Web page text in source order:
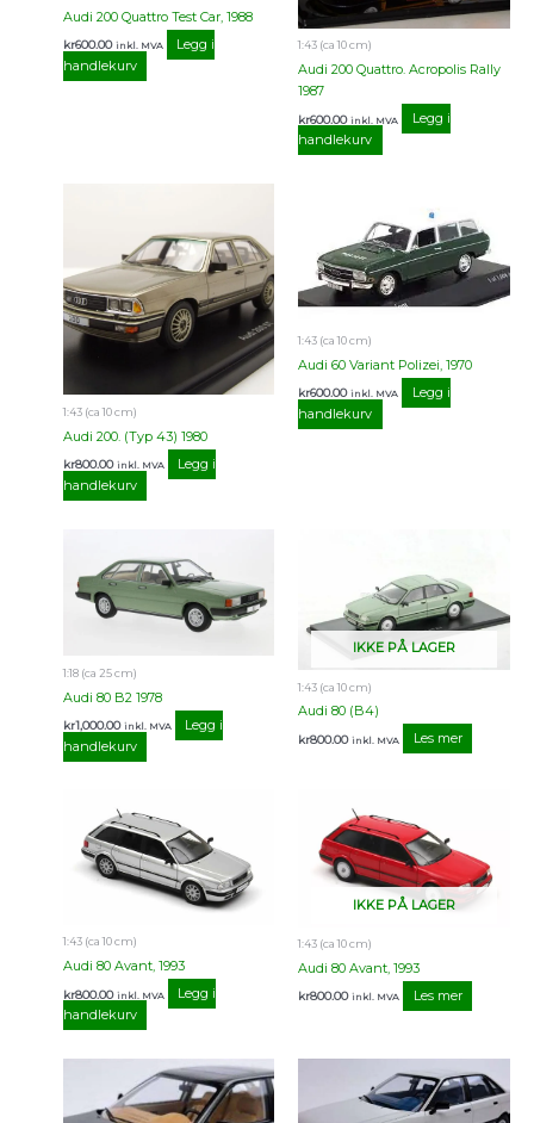
Audi 200 Quattro Test Car, 1988
kr600.00 inkl. MVA
Legg i
handlekurv
1:43 (ca 10 cm)
Audi 200 Quattro. Acropolis Rally
1987
kr600.00 inkl. MVA
Legg i
handlekurv
1:43 (ca 10 cm)
Audi 200. (Typ 43) 1980
kr800.00 inkl. MVA
Legg i
handlekurv
1:43 (ca 10 cm)
Audi 60 Variant Polizei, 1970
kr600.00 inkl. MVA
Legg i
handlekurv
1:18 (ca 25 cm)
Audi 80 B2 1978
kr1,000.00 inkl. MVA
Legg i
handlekurv
IKKE PÅ LAGER
1:43 (ca 10 cm)
Audi 80 (B4)
kr800.00 inkl. MVA Les mer
1:43 (ca 10 cm)
Audi 80 Avant, 1993
kr800.00 inkl. MVA
Legg i
handlekurv
IKKE PÅ LAGER
1:43 (ca 10 cm)
Audi 80 Avant, 1993
kr800.00 inkl. MVA Les mer